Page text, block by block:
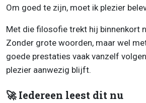
Om goed te zijn, moet ik plezier
Met die filosofie trekt hij binnenkort
Zonder grote woorden, maar wel
goede prestaties vaak vanzelf
plezier aanwezig blijft.
🚀 Iedereen leest dit nu